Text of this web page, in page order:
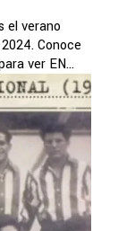
el verano
Conoce
ver EN...